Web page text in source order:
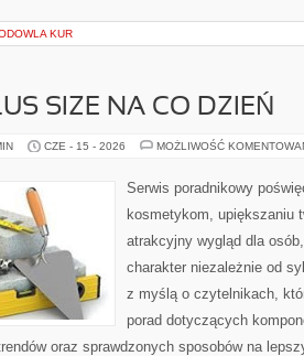
KUR
SIZE NA CO DZIEŃ
CZE - 15 - 2026 MOŻLIWOŚĆ
Serwis poradnikowy
kosmetykom, upiększaniu
atrakcyjny wygląd dla
charakter niezależnie od
z myślą o czytelnikach,
porad dotyczących
oraz sprawdzonych sposobów na